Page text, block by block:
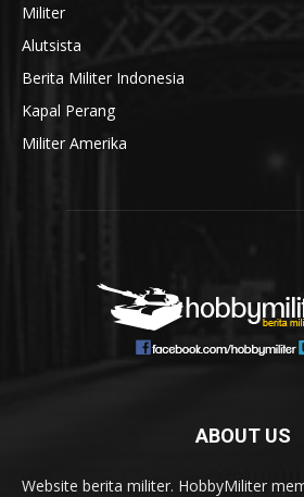
Militer
Alutsista
Berita Militer Indonesia
Kapal Perang
Militer Amerika
ABOUT US
Website berita militer. HobbyMiliter